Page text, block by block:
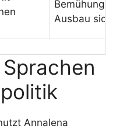
Bemühung um
Ausbau
Annalena